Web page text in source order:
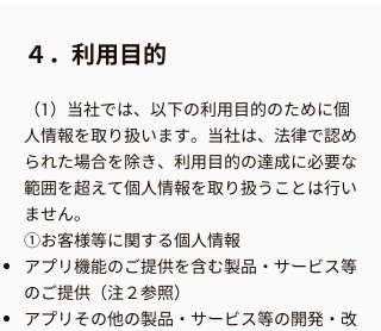
４．利用目的
（1）当社では、以下の利用目的のために個
人情報を取り扱います。当社は、法律で認め
られた場合を除き、利用目的の達成に必要な
範囲を超えて個人情報を取り扱うことは行い
ません。
①お客様等に関する個人情報
アプリ機能のご提供を含む製品・サービス等
のご提供（注２参照）
アプリその他の製品・サービス等の開発・改